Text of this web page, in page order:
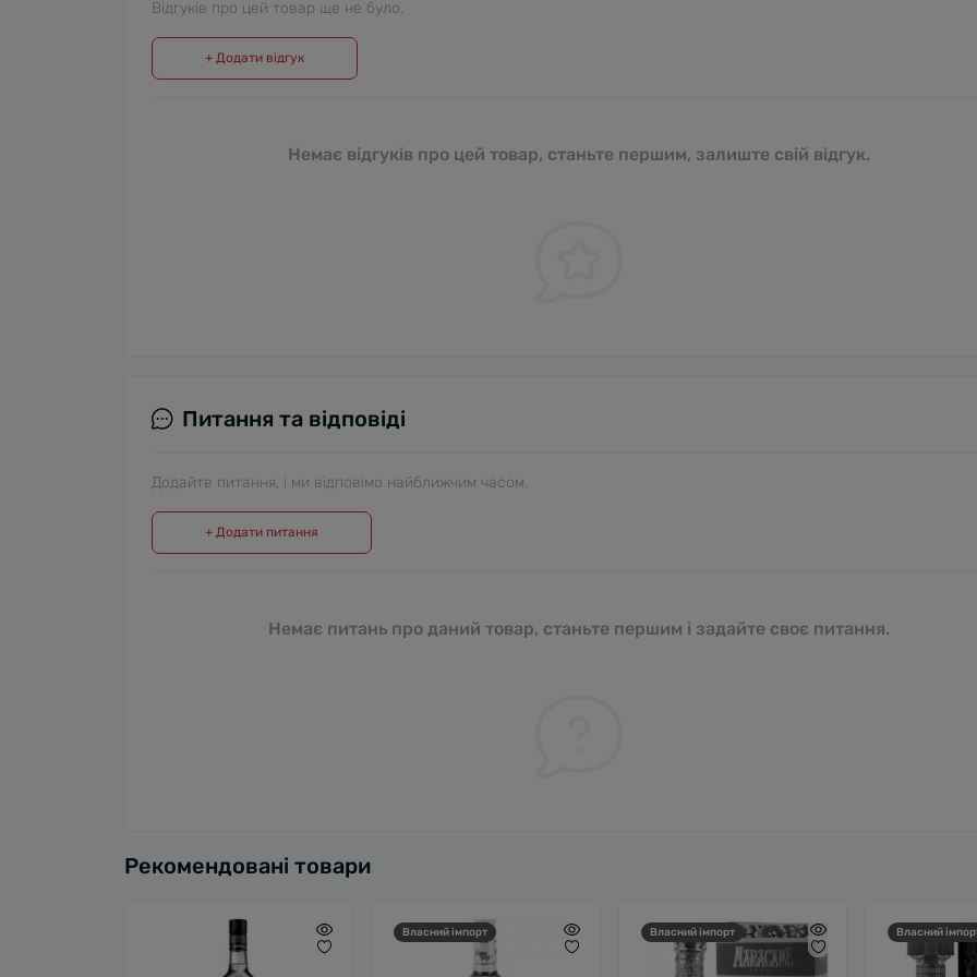
Відгуків про цей товар ще не було.
+ Додати відгук
Немає відгуків про цей товар, станьте першим, залиште свій відгук.
Питання та відповіді
Додайте питання, і ми відповімо найближчим часом.
+ Додати питання
Немає питань про даний товар, станьте першим і задайте своє питання.
Рекомендовані товари
Власний імпорт Власний імпорт Власний